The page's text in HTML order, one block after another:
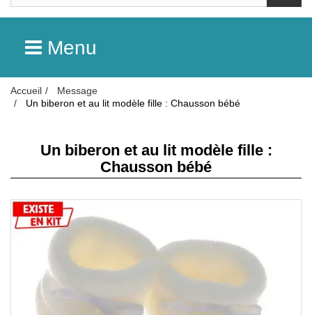
Menu
Accueil
Message
Un biberon et au lit modèle fille : Chausson bébé
Un biberon et au lit modèle fille :
Chausson bébé